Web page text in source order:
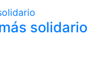
solidario